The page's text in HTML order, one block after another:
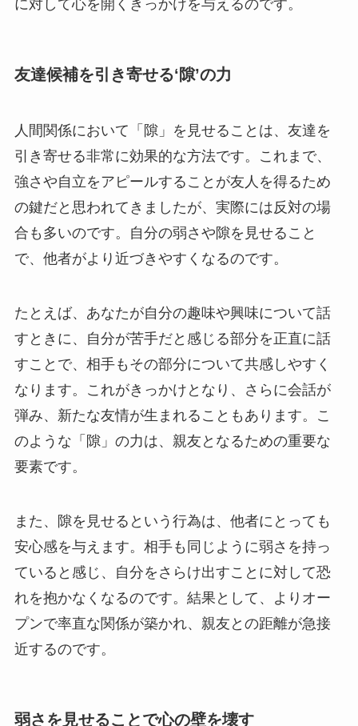
に対して心を開くきっかけを与えるのです。
友達候補を引き寄せる‘隙’の力
人間関係において「隙」を見せることは、友達を
引き寄せる非常に効果的な方法です。これまで、
強さや自立をアピールすることが友人を得るため
の鍵だと思われてきましたが、実際には反対の場
合も多いのです。自分の弱さや隙を見せること
で、他者がより近づきやすくなるのです。
たとえば、あなたが自分の趣味や興味について話
すときに、自分が苦手だと感じる部分を正直に話
すことで、相手もその部分について共感しやすく
なります。これがきっかけとなり、さらに会話が
弾み、新たな友情が生まれることもあります。こ
のような「隙」の力は、親友となるための重要な
要素です。
また、隙を見せるという行為は、他者にとっても
安心感を与えます。相手も同じように弱さを持っ
ていると感じ、自分をさらけ出すことに対して恐
れを抱かなくなるのです。結果として、よりオー
プンで率直な関係が築かれ、親友との距離が急接
近するのです。
弱さを見せることで心の壁を壊す